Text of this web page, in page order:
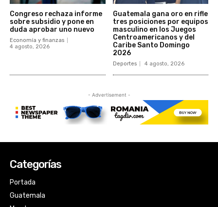
Categorías
Portada
Guatemala